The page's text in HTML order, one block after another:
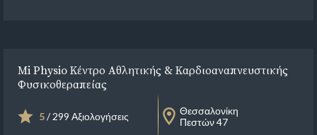
Mi Physio Κέντρο Αθλητικής & Καρδιοαναπνευστικής
Φυσικοθεραπείας
5/ 299 Αξιολογήσεις
Θεσσαλονίκη
Πεστών 47